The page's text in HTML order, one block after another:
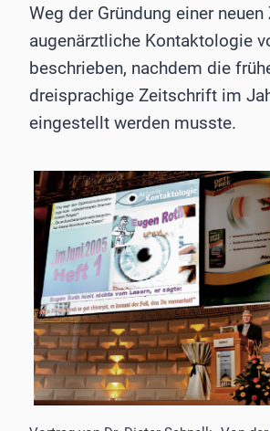
Weg der Gründung einer
augenärztliche Kontaktologie
beschrieben, nachdem die
dreisprachige Zeitschrift im
eingestellt werden musste.